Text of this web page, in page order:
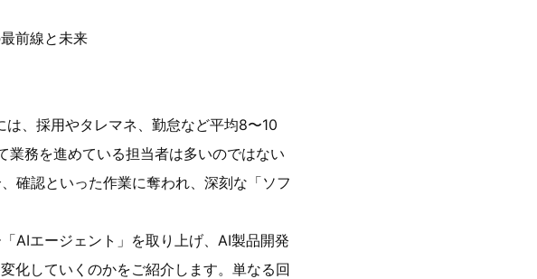
前線と未来
、採用やタレマネ、勤怠など平均8〜10
業務を進めている担当者は多いのではない
確認といった作業に奪われ、深刻な「ソフ
AIエージェント」を取り上げ、AI製品開発
化していくのかをご紹介します。単なる回